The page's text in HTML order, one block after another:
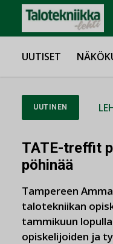
UUTISET
UUTINEN
TATE-treffit
pöhinää
Tampereen
talotekniikan
tammikuun
opiskelijoiden ja